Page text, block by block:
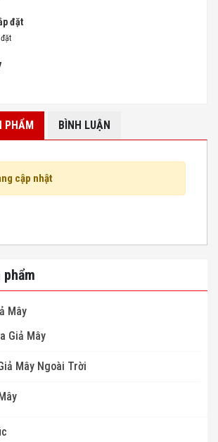
đặt
PHẨM BÌNH LUẬN
cập nhật
phẩm
Mây
Giả Mây
Mây Ngoài Trời